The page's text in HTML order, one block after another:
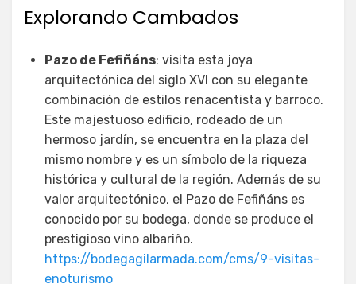
Explorando Cambados
Pazo de Fefiñáns: visita esta joya
arquitectónica del siglo XVI con su elegante
combinación de estilos renacentista y barroco.
Este majestuoso edificio, rodeado de un
hermoso jardín, se encuentra en la plaza del
mismo nombre y es un símbolo de la riqueza
histórica y cultural de la región. Además de su
valor arquitectónico, el Pazo de Fefiñáns es
conocido por su bodega, donde se produce el
prestigioso vino albariño.
https://bodegagilarmada.com/cms/9-visitas-
enoturismo